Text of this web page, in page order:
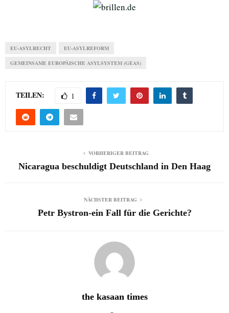
EU-ASYLRECHT EU-ASYLREFORM
GEMEINSAME EUROPÄISCHE ASYLSYSTEM (GEAS)
TEILEN: 1
VORHERIGER BEITRAG
Nicaragua beschuldigt Deutschland in Den Haag
NÄCHSTER BEITRAG
Petr Bystron-ein Fall für die Gerichte?
the kasaan times